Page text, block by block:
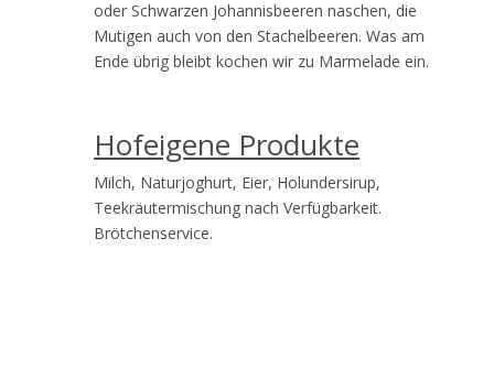
oder Schwarzen Johannisbeeren naschen, die
Mutigen auch von den Stachelbeeren. Was am
Ende übrig bleibt kochen wir zu Marmelade ein.
Hofeigene Produkte
Milch, Naturjoghurt, Eier, Holundersirup,
Teekräutermischung nach Verfügbarkeit.
Brötchenservice.